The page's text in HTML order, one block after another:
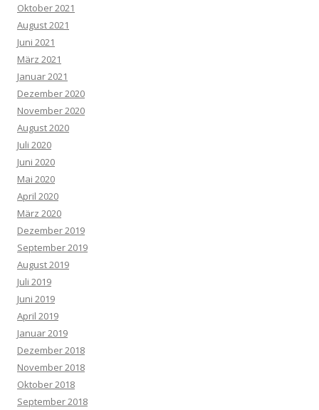
Oktober 2021
August 2021
Juni 2021
März 2021
Januar 2021
Dezember 2020
November 2020
August 2020
Juli 2020
Juni 2020
Mai 2020
April 2020
März 2020
Dezember 2019
September 2019
August 2019
Juli 2019
Juni 2019
April 2019
Januar 2019
Dezember 2018
November 2018
Oktober 2018
September 2018